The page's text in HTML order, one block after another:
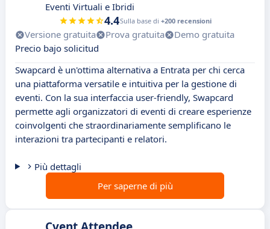
Eventi Virtuali e Ibridi
4.4Sulla base di +200 recensioni
Versione gratuita Prova gratuita
Demo gratuita
Precio bajo solicitud
Swapcard è un'ottima alternativa a Entrata per chi cerca
una piattaforma versatile e intuitiva per la gestione di
eventi. Con la sua interfaccia user-friendly, Swapcard
permette agli organizzatori di eventi di creare esperienze
coinvolgenti che straordinariamente semplificano le
interazioni tra partecipanti e relatori.
Più dettagli
Per saperne di più